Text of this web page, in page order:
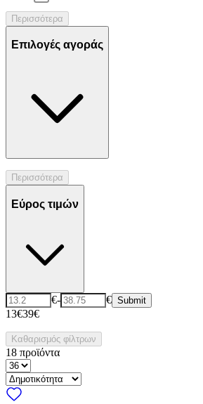
Περισσότερα
Επιλογές αγοράς
Περισσότερα
Εύρος τιμών
€- € Submit
13€39€
Καθαρισμός φίλτρων
18 προϊόντα